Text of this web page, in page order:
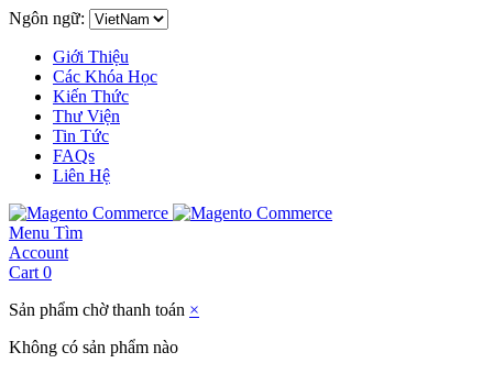
Ngôn ngữ:
Giới Thiệu
Các Khóa Học
Kiến Thức
Thư Viện
Tin Tức
FAQs
Liên Hệ
Menu Tìm
Account
Cart 0
Sản phẩm chờ thanh toán ×
Không có sản phẩm nào